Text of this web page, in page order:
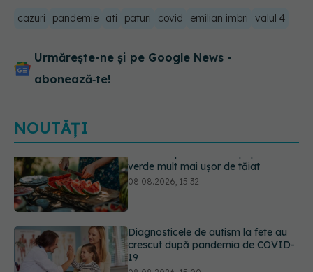
cazuri pandemie ati paturi covid emilian imbri valul 4
Urmărește-ne și pe Google News -
abonează‑te!
NOUTĂȚI
Diagnosticele de autism la fete au
crescut după pandemia de COVID-
Bacteria din intestin care a crescut
forța musculară cu 30%